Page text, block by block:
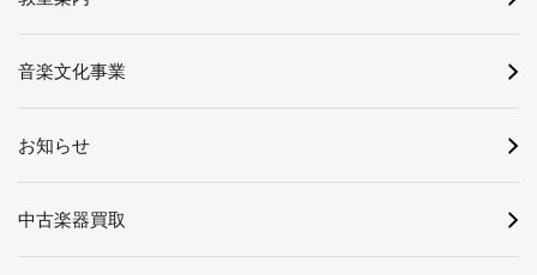
音楽文化事業
お知らせ
中古楽器買取